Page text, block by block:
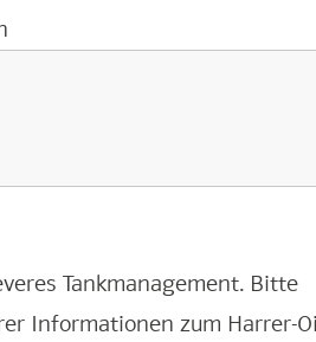
Tankmanagement. Bitte
Informationen zum Harrer-